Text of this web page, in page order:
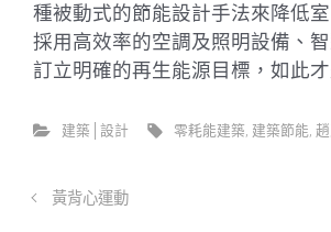
種被動式的節能設計手法來降低
採用高效率的空調及照明設備、
訂立明確的再生能源目標，如此
建築│設計 零耗能建築 建築節能 ,
黃背心運動